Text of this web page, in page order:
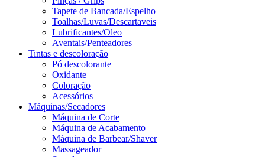
Tapete de Bancada/Espelho
Toalhas/Luvas/Descartaveis
Lubrificantes/Oleo
Aventais/Penteadores
Tintas e descoloração
Pó descolorante
Oxidante
Coloração
Acessórios
Máquinas/Secadores
Máquina de Corte
Máquina de Acabamento
Máquina de Barbear/Shaver
Massageador